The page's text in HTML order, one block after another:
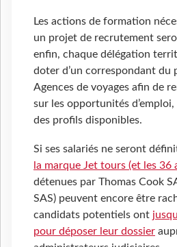
Les actions de formation
un projet de recrutement
enfin, chaque délégation
doter d’un correspondant du
Agences de voyages afin de
sur les opportunités
des profils disponibles.
Si ses salariés ne seront
la marque Jet tours (et les 36
détenues par Thomas Cook
SAS) peuvent encore être
candidats potentiels ont
pour déposer leur dossier